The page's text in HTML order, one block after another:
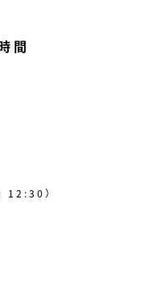
間
12:30）